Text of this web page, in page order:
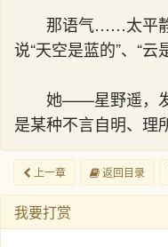
那语气……太平
说“天空是蓝的”、“云
她——星野遥，
是某种不言自明、理
上一章 返回目录
我要打赏